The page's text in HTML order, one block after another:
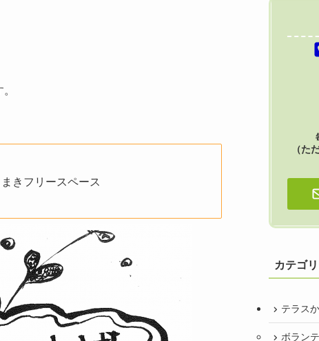
きフリースペース
（た
カテゴ
テラス
ボラン